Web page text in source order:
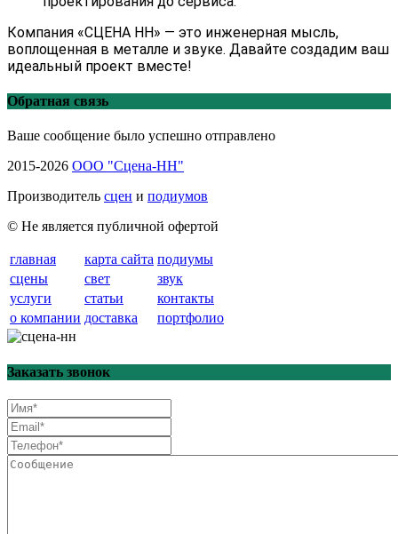
Компания «СЦЕНА НН» — это инженерная мысль,
воплощенная в металле и звуке. Давайте создадим ваш
идеальный проект вместе!
Обратная связь
Ваше сообщение было успешно отправлено
2015-2026 ООО "Сцена-НН"
Производитель сцен и подиумов
© Не является публичной офертой
главная карта сайта подиумы
сцены
свет
звук
услуги
статьи
контакты
о компании доставка портфолио
Заказать звонок